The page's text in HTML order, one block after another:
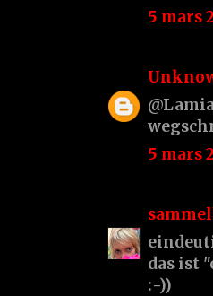
5 mars
5 mars
das ist
:-))